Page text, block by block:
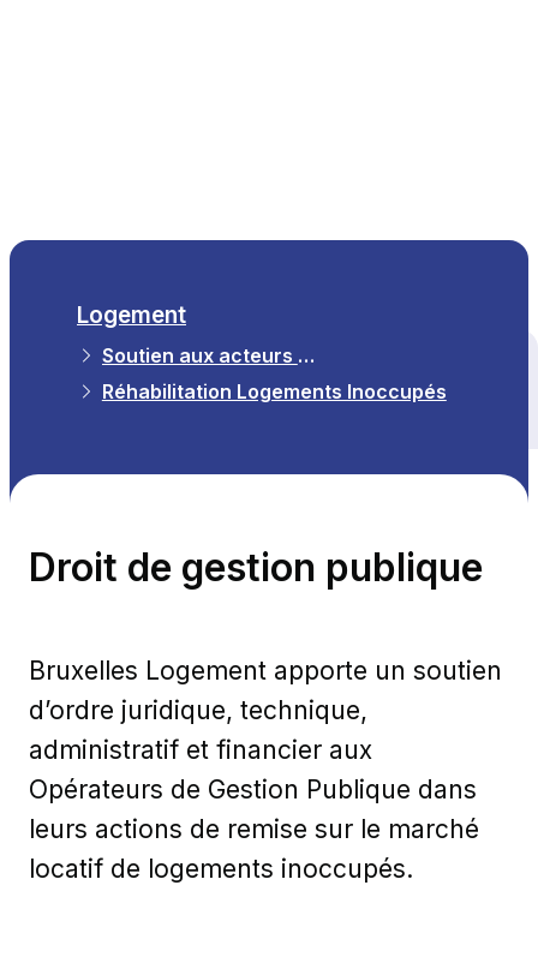
Tous les thèmes
Logement
Soutien aux acteurs du logement
Réhabilitation Logements Inoccupés
Droit de gestion publique
Bruxelles Logement apporte un soutien
d’ordre juridique, technique,
administratif et financier aux
Opérateurs de Gestion Publique dans
leurs actions de remise sur le marché
locatif de logements inoccupés.